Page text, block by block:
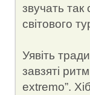
звучать
світового
Уявіть
завзяті
extremo”.